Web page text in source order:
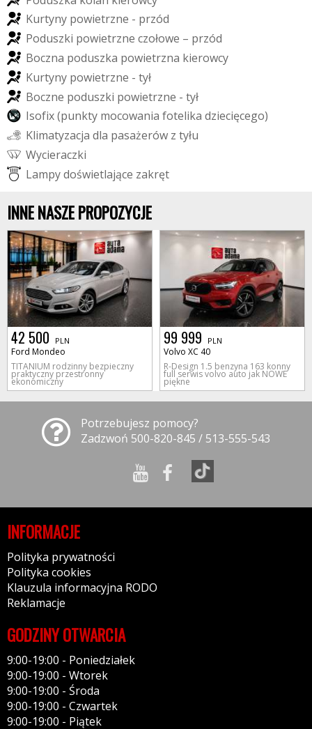
Kurtyny powietrzne - przód
Poduszki powietrzne czołowe – przód
Boczna poduszka powietrzna kierowcy
Kurtyny powietrzne - tył
Boczne poduszki powietrzne - tył
Isofix(punkty mocowania fotelika dziecięcego)
Klimatyzacja dla pasażerów z tyłu
Wycieraczki
Lampydoświetlające zakręt
INNE NASZE PROPOZYCJE
42 500 PLN
Ford Mondeo
TITANIUM rodzinny bezpieczny
praktyczny przestronny
ekonomiczny
99 999 PLN
Volvo XC 40
R-Design 1.5 benzyna 163 konny
full serwis volvo auto jak NOWE
piękne
Potrzebujesz pomocy?
Zadzwoń 500-820-845 / 513-555-543
INFORMACJE
Polityka prywatności
Polityka cookies
Klauzula informacyjna RODO
Reklamacje
GODZINY OTWARCIA
9:00-19:00 - Poniedziałek
9:00-19:00 - Wtorek
9:00-19:00 - Środa
9:00-19:00 - Czwartek
9:00-19:00 - Piątek